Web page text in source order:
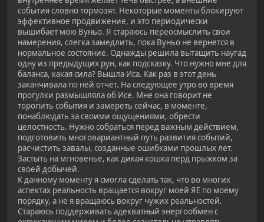
события словно тормозят. Некоторые моменты блокируют
эффективное продвижение, и это периодически
вышибает мою Вуньо. Я стараюсь переосмыслить свои
намерения, слегка замедлить, пока Вуньо не вернется в
нормальное состояние. Однажды решила вытащить наугад
одну из предыдущих рун, как подсказку. Что нужно мне для
баланса, какая сила? Вышла Иса. Как раз в этот день
заканчивала по ней отчет. На следующее утро во время
прогулки размышляла об Исе. Мне она говорит не
торопить события и замереть сейчас, в моменте,
понаблюдать за своими ощущениями, обрести
целостность. Нужно собраться перед важным действием,
подготовить многовариантный путь развития событий,
расчистить завалы, созданные ошибками прошлых лет.
Застыть на мгновенье, как дикая кошка перд прыжком за
своей добычей.
К данному моменту я смогла сделать так, что во многих
аспектах реальность вращается вокруг моей ЯЕ по моему
порядку, а не я вращаюсь вокруг чужих реальностей.
Стараюсь поддерживать адекватный энергообмен с